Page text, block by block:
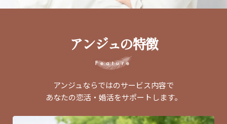
アンジュの特徴
アンジュならではのサービス内容で
あなたの恋活・婚活をサポートします。